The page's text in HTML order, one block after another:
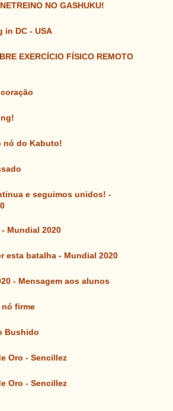
NO GASHUKU!
in DC - USA
EXERCÍCIO FÍSICO REMOTO
nó do Kabuto!
e seguimos unidos! -
Mundial 2020
esta batalha - Mundial 2020
- Mensagem aos alunos
nó firme
Bushido
Oro - Sencillez
Oro - Sencillez